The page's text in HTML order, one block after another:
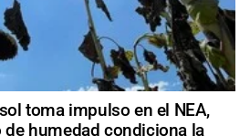
toma impulso en el NEA,
humedad condiciona la